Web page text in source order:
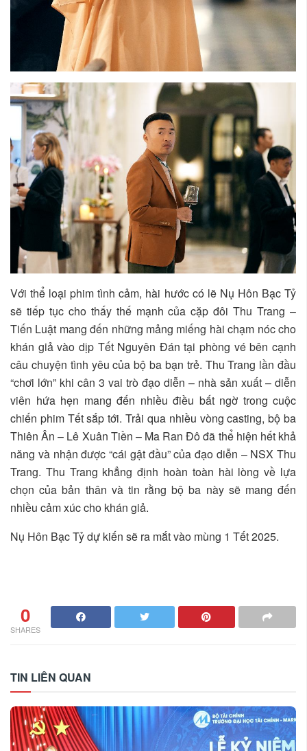
Với thể loại phim tình cảm, hài hước có lẽ Nụ Hôn Bạc Tỷ
sẽ tiếp tục cho thấy thế mạnh của cặp đôi Thu Trang –
Tiến Luật mang đến những mảng miếng hài chạm nóc cho
khán giả vào dịp Tết Nguyên Đán tại phòng vé bên cạnh
câu chuyện tình yêu của bộ ba bạn trẻ. Thu Trang lần đầu
“chơi lớn” khi cân 3 vai trò đạo diễn – nhà sản xuất – diễn
viên hứa hẹn mang đến nhiều điều bất ngờ trong cuộc
chiến phim Tết sắp tới. Trải qua nhiều vòng casting, bộ ba
Thiên Ân – Lê Xuân Tiền – Ma Ran Đô đã thể hiện hết khả
năng và nhận được “cái gật đầu” của đạo diễn – NSX Thu
Trang. Thu Trang khẳng định hoàn toàn hài lòng về lựa
chọn của bản thân và tin rằng bộ ba này sẽ mang đến
nhiều cảm xúc cho khán giả.
Nụ Hôn Bạc Tỷ dự kiến sẽ ra mắt vào mùng 1 Tết 2025.
0
SHARES
TIN LIÊN QUAN